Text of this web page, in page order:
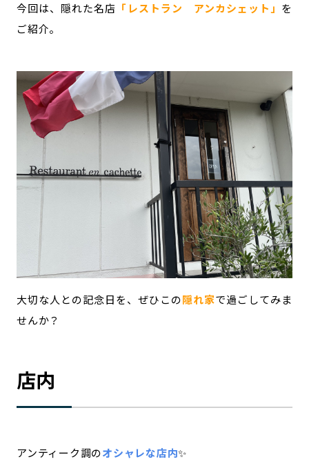
今回は、隠れた名店 「レストラン アンカシェット」 を
ご紹介。
大切な人との記念日を、ぜひこの隠れ家で過ごしてみま
せんか？
店内
アンティーク調のオシャレな店内✨